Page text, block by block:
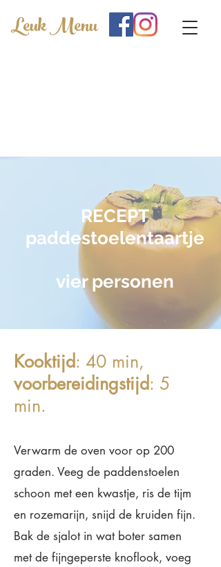
Leuk Menu
RECEPT
paddestoelentaartje
vier personen
Kooktijd: 40 min,
voorbereidingstijd: 5
min.
Verwarm de oven voor op 200
graden. Veeg de paddenstoelen
schoon met een kwastje, ris de tijm
en rozemarijn, snijd de kruiden fijn.
Bak de sjalot in wat boter samen
met de fijngeperste knoflook, voeg